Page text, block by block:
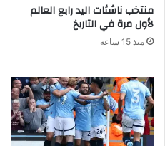
منتخب ناشئات اليد رابع العالم
لأول مرة في التاريخ
منذ 15 ساعة